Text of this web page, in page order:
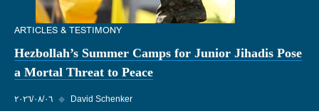
ARTICLES & TESTIMONY
Hezbollah’s Summer Camps for Junior Jihadis Pose
a Mortal Threat to Peace
٠٦‏/٠٨‏/٢٠٢٦ ◆ David Schenker